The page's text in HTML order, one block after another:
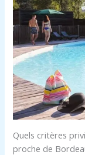
Quels critères
proche de